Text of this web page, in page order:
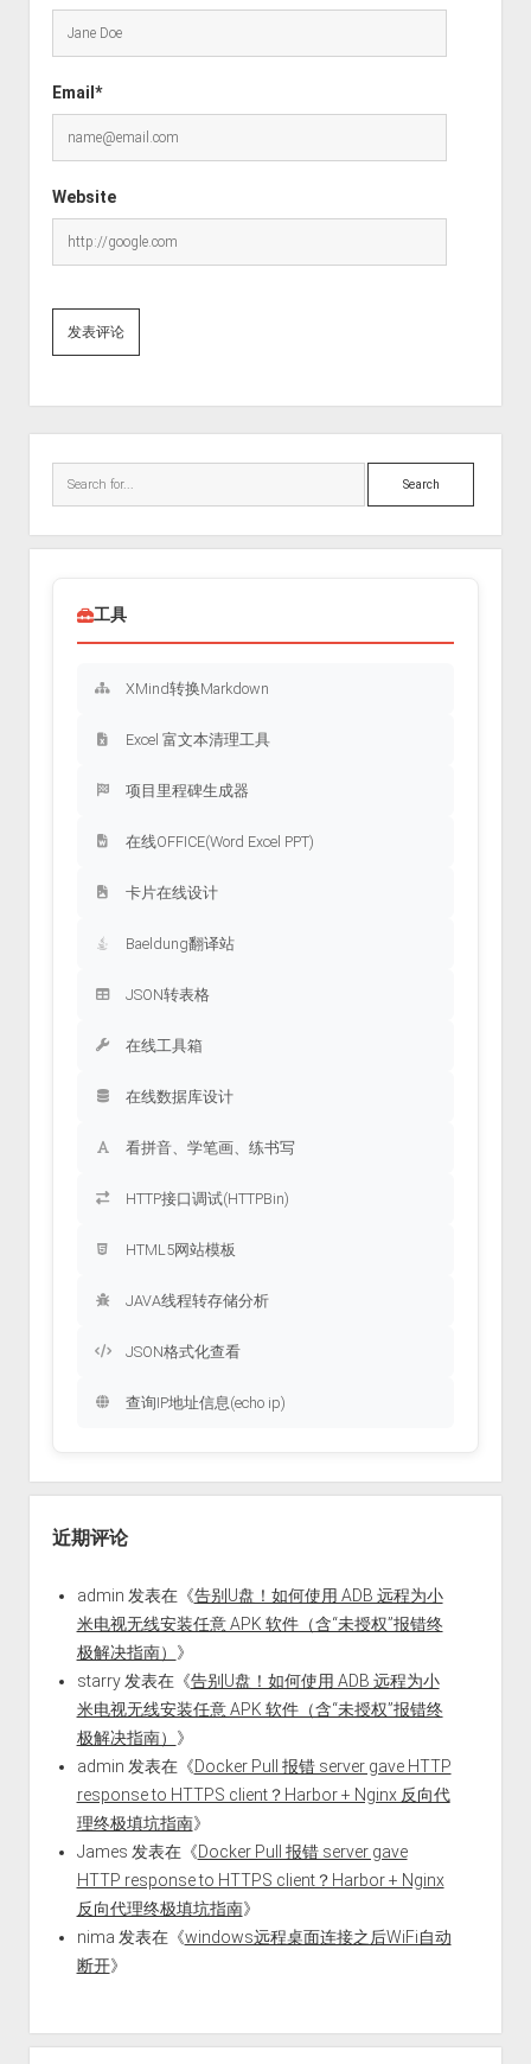
Email*
Website
Search
工具
XMind转换Markdown
Excel 富文本清理工具
项目里程碑生成器
在线OFFICE(Word Excel PPT)
卡片在线设计
Baeldung翻译站
JSON转表格
在线工具箱
在线数据库设计
看拼音、学笔画、练书写
HTTP接口调试(HTTPBin)
HTML5网站模板
JAVA线程转存储分析
JSON格式化查看
查询IP地址信息(echo ip)
近期评论
admin 发表在《告别U盘！如何使用 ADB 远程为小
米电视无线安装任意 APK 软件（含“未授权”报错终
极解决指南） 》
starry发表在《告别U盘！如何使用 ADB 远程为小
米电视无线安装任意 APK 软件（含“未授权”报错终
极解决指南） 》
admin 发表在《Docker Pull 报错 server gave HTTP
response to HTTPS client？Harbor + Nginx 反向代
理终极填坑指南》
James 发表在《Docker Pull 报错 server gave
HTTP response to HTTPS client？Harbor + Nginx
反向代理终极填坑指南》
nima 发表在《windows远程桌面连接之后WiFi自动
断开》